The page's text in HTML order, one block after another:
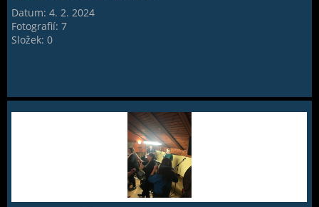
Datum:4. 2. 2024
Fotografií:7
Složek:0